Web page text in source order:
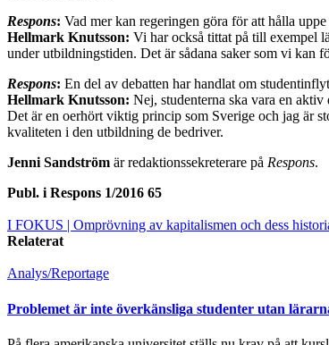
Respons: Vad mer kan regeringen göra för att hålla
Hellmark Knutsson: Vi har också tittat på till exempel
under utbildningstiden. Det är sådana saker som vi kan
Respons: En del av debatten har ­handlat om
Hellmark Knutsson: Nej, studenterna ska vara en
Det är en oerhört viktig princip som Sverige och jag är
kvaliteten i den utbildning de bedriver.
Jenni Sandström är redaktionssekreterare på Respons.
Publ. iRespons 1/2016 65
I FOKUS | Omprövning av kapitalismen och dess
Relaterat
Analys/Reportage
Problemet är inte överkänsliga studenter utan